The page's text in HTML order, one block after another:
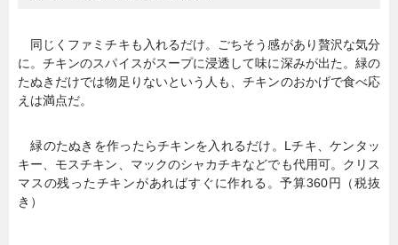
同じくファミチキも入れるだけ。ごちそう感があり贅沢な気分
に。チキンのスパイスがスープに浸透して味に深みが出た。緑の
たぬきだけでは物足りないという人も、チキンのおかげで食べ応
えは満点だ。
緑のたぬきを作ったらチキンを入れるだけ。Lチキ、ケンタッ
キー、モスチキン、マックのシャカチキなどでも代用可。クリス
マスの残ったチキンがあればすぐに作れる。予算360円（税抜
き）